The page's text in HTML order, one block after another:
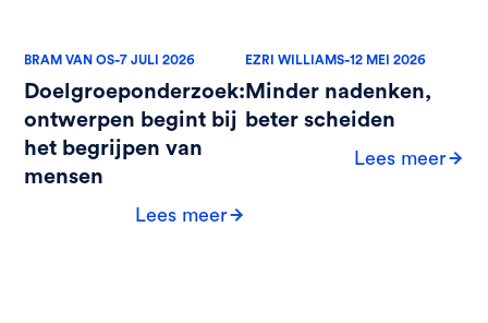
BRAM VAN OS-7 JULI 2026
Doelgroeponderzoek:
ontwerpen begint bij
het begrijpen van
mensen
Lees meer
EZRI WILLIAMS-12 MEI 2026
Minder nadenken,
beter scheiden
Lees meer